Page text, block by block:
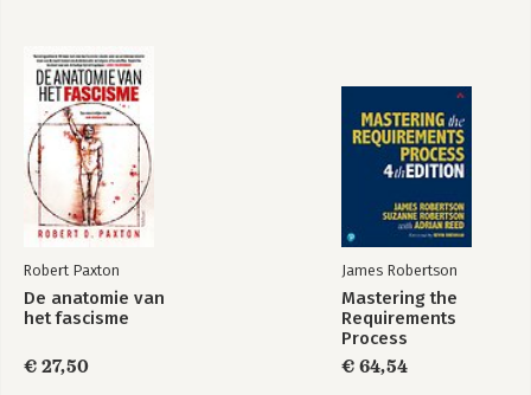
Pragmatisch
Procesmanagement
De functioneel
beheer bundel 2
Bekijk alle boeken
Robert Paxton
De anatomie van
het fascisme
€ 27,50
James Robertson
Mastering the
Requirements
Process
€ 64,54